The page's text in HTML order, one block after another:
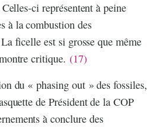
ci représentent à peine
à la combustion des
ficelle est si grosse que même
critique. (17)
du « phasing out » des fossiles,
de Président de la COP
à conclure des